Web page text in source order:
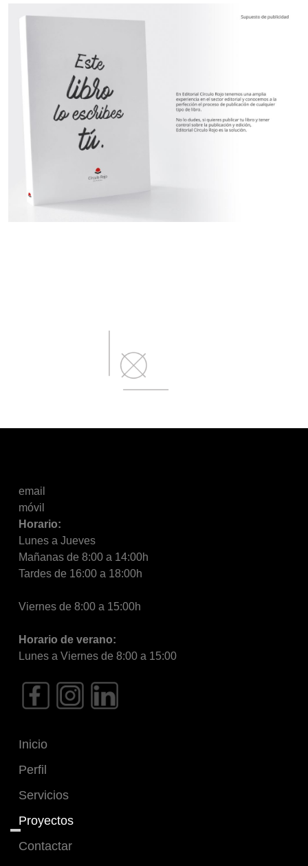
Inicio
Perfil
Servicios
Proyectos
Contactar
email
móvil
Horario:
Lunes a Jueves
Mañanas de 8:00 a 14:00h
Tardes de 16:00 a 18:00h
Viernes de 8:00 a 15:00h
Horario de verano:
Lunes a Viernes de 8:00 a 15:00